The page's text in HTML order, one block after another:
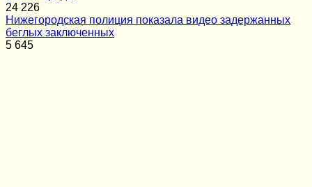
24 226
Нижегородская полиция показала видео задержанных
беглых заключенных
5 645